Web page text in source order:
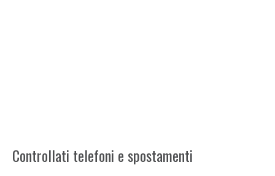
Controllati telefoni e spostamenti